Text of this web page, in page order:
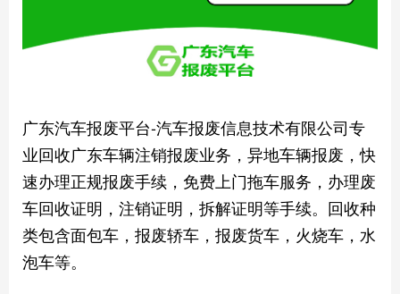
广东汽车报废平台-汽车报废信息技术有限公司专
业回收广东车辆注销报废业务，异地车辆报废，快
速办理正规报废手续，免费上门拖车服务，办理废
车回收证明，注销证明，拆解证明等手续。回收种
类包含面包车，报废轿车，报废货车，火烧车，水
泡车等。